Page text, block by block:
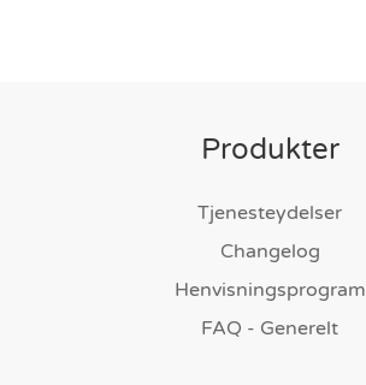
Produkter
Tjenesteydelser
Changelog
Henvisningsprogram
FAQ - Generelt